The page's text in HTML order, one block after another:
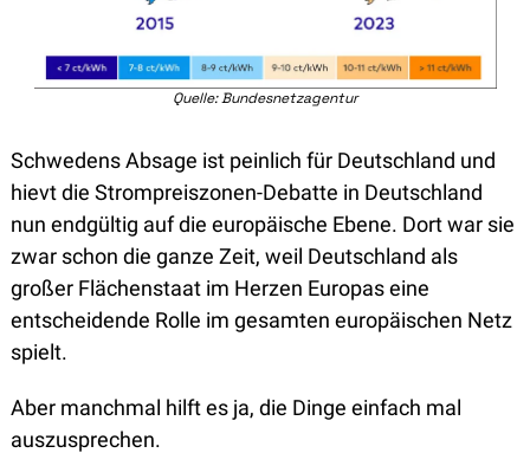
Quelle: Bundesnetzagentur
Schwedens Absage ist peinlich für Deutschland und
hievt die Strompreiszonen-Debatte in Deutschland
nun endgültig auf die europäische Ebene. Dort war sie
zwar schon die ganze Zeit, weil Deutschland als
großer Flächenstaat im Herzen Europas eine
entscheidende Rolle im gesamten europäischen Netz
spielt.
Aber manchmal hilft es ja, die Dinge einfach mal
auszusprechen.